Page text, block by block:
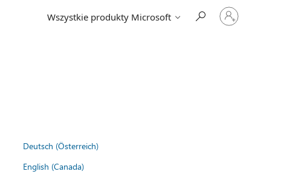
Wszystkie produkty Microsoft
Zaloguj
się
Deutsch (Österreich)
English (Canada)